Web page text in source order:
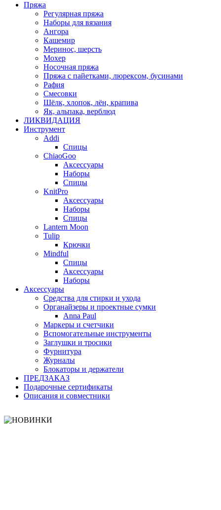
Пряжа
Регулярная пряжа
Наборы для вязания
Ангора
Кашемир
Меринос, шерсть
Мохер
Носочная пряжа
Пряжа с пайетками, люрексом, бусинами
Рафия
Смесовки
Шёлк, хлопок, лён, крапива
Як, альпака, верблюд
ЛИКВИДАЦИЯ
Инструмент
Addi
Спицы
ChiaoGoo
Аксессуары
Наборы
Спицы
KnitPro
Аксессуары
Наборы
Спицы
Lantern Moon
Tulip
Крючки
Mindful
Спицы
Аксессуары
Наборы
Аксессуары
Средства для стирки и ухода
Органайзеры и проектные сумки
Anna Paul
Маркеры и счетчики
Вспомогательные инструменты
Заглушки и тросики
Фурнитура
Журналы
Блокаторы и держатели
ПРЕДЗАКАЗ
Подарочные сертификаты
Описания и совместники